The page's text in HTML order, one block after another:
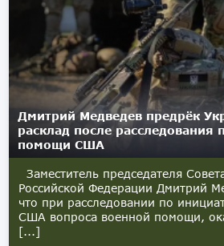
Дмитрий Медведев предрёк
расклад после расследования
помощи США
Заместитель председателя
Российской Федерации Дмитрий
что при расследовании по
США вопроса военной помощи,
[...]